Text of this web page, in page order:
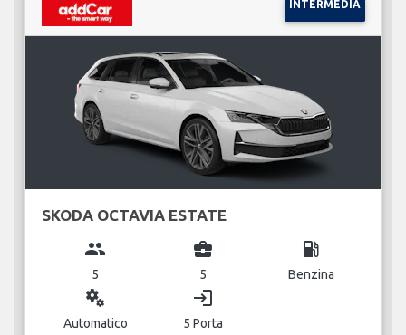
INTERMEDIA
SKODA OCTAVIA ESTATE
group
5
business_center
5
local_gas_station
Benzina
miscellaneous_services
Automatico
login
5 Porta